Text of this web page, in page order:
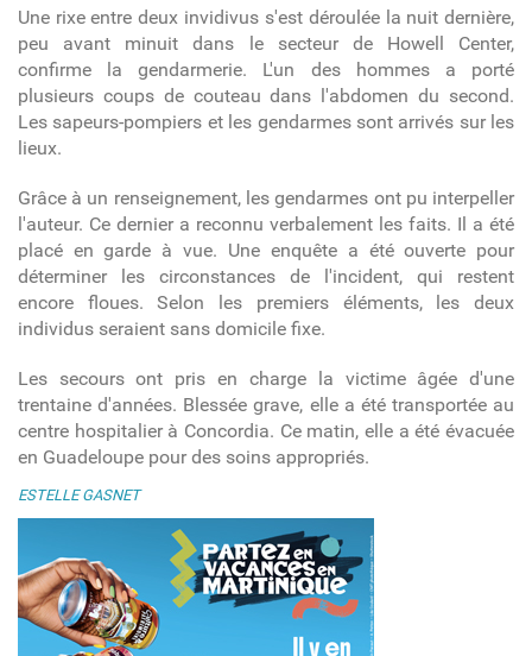
Une rixe entre deux invidivus s'est déroulée la nuit dernière,
peu avant minuit dans le secteur de Howell Center,
confirme la gendarmerie. L'un des hommes a porté
plusieurs coups de couteau dans l'abdomen du second.
Les sapeurs-pompiers et les gendarmes sont arrivés sur les
lieux.
Grâce à un renseignement, les gendarmes ont pu interpeller
l'auteur. Ce dernier a reconnu verbalement les faits. Il a été
placé en garde à vue. Une enquête a été ouverte pour
déterminer les circonstances de l'incident, qui restent
encore floues. Selon les premiers éléments, les deux
individus seraient sans domicile fixe.
Les secours ont pris en charge la victime âgée d'une
trentaine d'années. Blessée grave, elle a été transportée au
centre hospitalier à Concordia. Ce matin, elle a été évacuée
en Guadeloupe pour des soins appropriés.
ESTELLE GASNET